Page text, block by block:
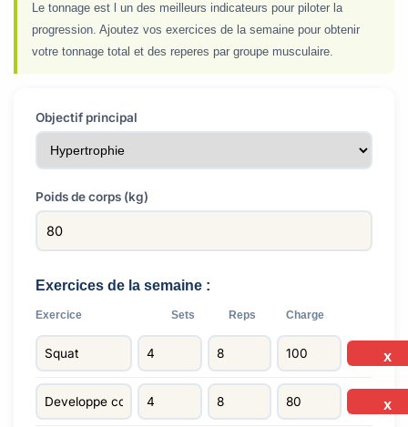
Le tonnage est l un des meilleurs indicateurs pour piloter la
progression. Ajoutez vos exercices de la semaine pour obtenir
votre tonnage total et des reperes par groupe musculaire.
Objectif principal
Poids de corps (kg)
Exercices de la semaine :
Exercice Sets Reps Charge
X
X